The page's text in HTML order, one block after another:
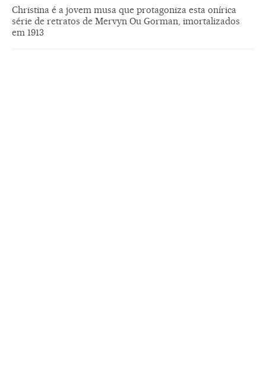
Christina é a jovem musa que protagoniza esta onírica
série de retratos de Mervyn Ou Gorman, imortalizados
em 1913